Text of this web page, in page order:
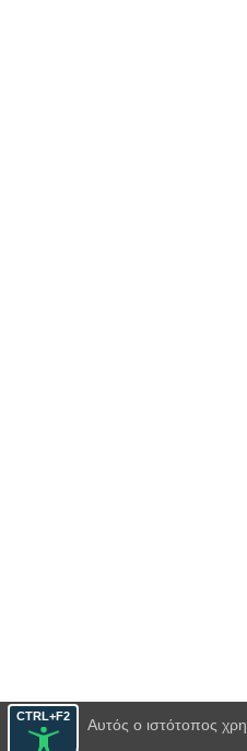
CTRL+F2
Αυτός ο ιστότοπος